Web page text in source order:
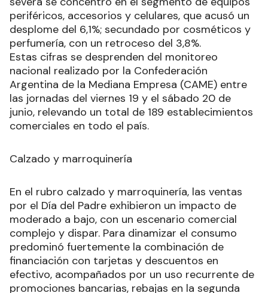
periféricos, accesorios y celulares, que acusó un
desplome del 6,1%; secundado por cosméticos y
perfumería, con un retroceso del 3,8%.
Estas cifras se desprenden del monitoreo
nacional realizado por la Confederación
Argentina de la Mediana Empresa (CAME) entre
las jornadas del viernes 19 y el sábado 20 de
junio, relevando un total de 189 establecimientos
comerciales en todo el país.
Calzado y marroquinería
En el rubro calzado y marroquinería, las ventas
por el Día del Padre exhibieron un impacto de
moderado a bajo, con un escenario comercial
complejo y dispar. Para dinamizar el consumo
predominó fuertemente la combinación de
financiación con tarjetas y descuentos en
efectivo, acompañados por un uso recurrente de
promociones bancarias, rebajas en la segunda